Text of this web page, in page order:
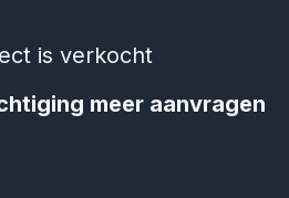
is verkocht
meer aanvragen